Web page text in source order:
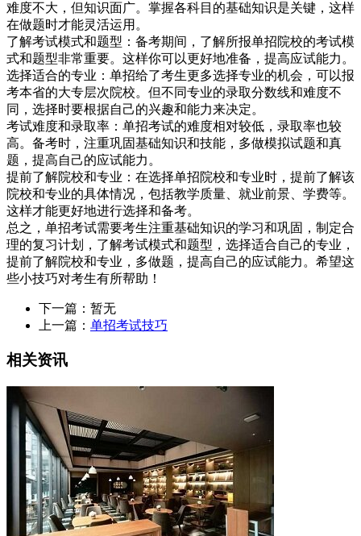
难度不大，但知识面广。掌握各科目的基础知识是关键，这样
在做题时才能灵活运用。
了解考试模式和题型：备考期间，了解所报单招院校的考试模
式和题型非常重要。这样你可以更好地准备，提高应试能力。
选择适合的专业：单招给了考生更多选择专业的机会，可以报
考本省的大专层次院校。但不同专业的录取分数线和难度不
同，选择时要根据自己的兴趣和能力来决定。
考试难度和录取率：单招考试的难度相对较低，录取率也较
高。备考时，注重巩固基础知识和技能，多做模拟试题和真
题，提高自己的应试能力。
提前了解院校和专业：在选择单招院校和专业时，提前了解该
院校和专业的具体情况，包括教学质量、就业前景、学费等。
这样才能更好地进行选择和备考。
总之，单招考试需要考生注重基础知识的学习和巩固，制定合
理的复习计划，了解考试模式和题型，选择适合自己的专业，
提前了解院校和专业，多做题，提高自己的应试能力。希望这
些小技巧对考生有所帮助！
下一篇：暂无
上一篇： 单招考试技巧
相关资讯